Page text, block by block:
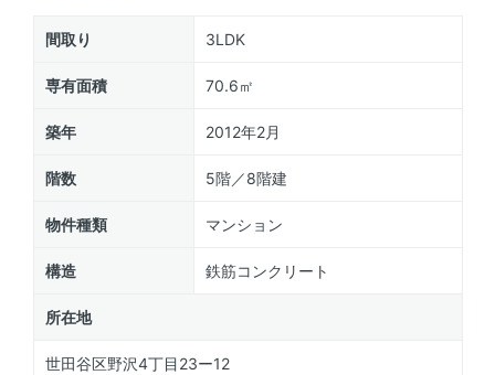
間取り 3LDK
専有面積 70.6㎡
築年 2012年2月
階数 5階／8階建
物件種類 マンション
構造 鉄筋コンクリート
所在地
世田谷区野沢4丁目23ー12